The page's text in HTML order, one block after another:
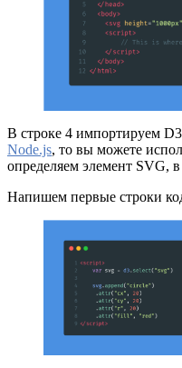
В строке 4 импортируем
Node.js, то вы можете
определяем элемент SVG,
Напишем первые строки